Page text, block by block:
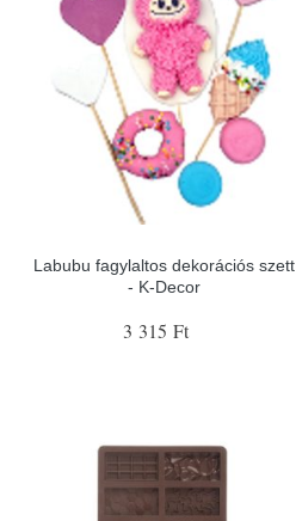
Labubu fagylaltos dekorációs szett
- K-Decor
3 315 Ft